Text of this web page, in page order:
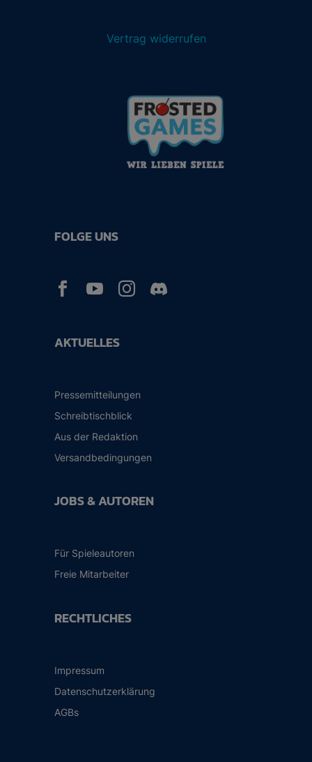
Vertrag widerrufen
AKTUELLES
Pressemitteilungen
Schreibtischblick
Aus der Redaktion
Versandbedingungen
JOBS & AUTOREN
Für Spieleautoren
Freie Mitarbeiter
RECHTLICHES
Impressum
Datenschutzerklärung
AGBs
FOLGE UNS
  